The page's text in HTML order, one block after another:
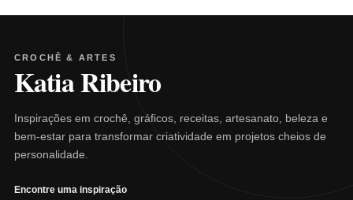
CROCHÊ & ARTES
Katia Ribeiro
Inspirações em crochê, gráficos, receitas, artesanato, beleza e
bem-estar para transformar criatividade em projetos cheios de
personalidade.
Encontre uma inspiração